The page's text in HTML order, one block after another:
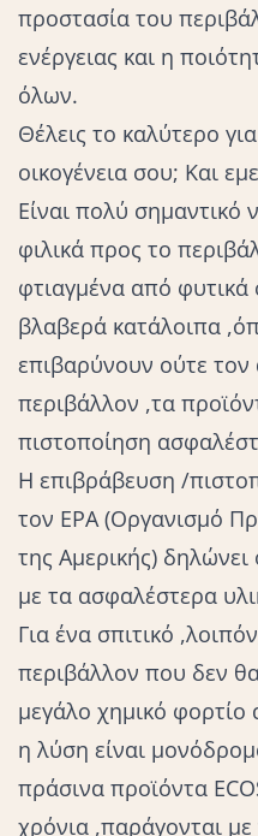
προστασία του
ενέργειας και η
όλων.
Θέλεις το καλύτερο
οικογένεια σου; Και
Είναι πολύ σημαντικό
φιλικά προς το
φτιαγμένα από φυτικά
βλαβερά κατάλοιπα
επιβαρύνουν ούτε
περιβάλλον ,τα
πιστοποίηση
Η επιβράβευση /
τον EPA (Οργανισμό
της Αμερικής)
με τα ασφαλέστερα
Για ένα σπιτικό
περιβάλλον που δεν
μεγάλο χημικό
η λύση είναι
πράσινα προϊόντα
χρόνια ,παράγονται